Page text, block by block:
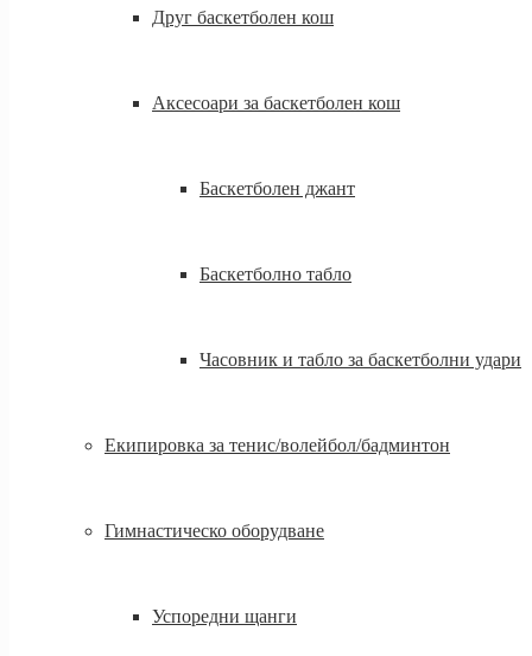
Друг баскетболен кош
Аксесоари за баскетболен кош
Баскетболен джант
Баскетболно табло
Часовник и табло за баскетболни удари
Екипировка за тенис/волейбол/бадминтон
Гимнастическо оборудване
Успоредни щанги